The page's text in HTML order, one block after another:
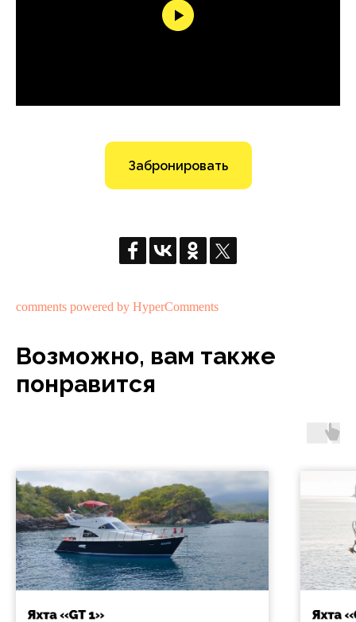
Забронировать
comments powered by HyperComments
Возможно, вам также
понравится